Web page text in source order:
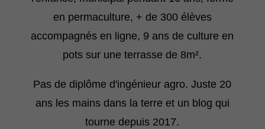
en permaculture, + de 300 élèves
accompagnés en ligne, 9 ans de culture en
pots sur une terrasse de 8m².
Pas de diplôme d'ingénieur agro. Juste 20
ans les mains dans la terre et un blog qui
tourne depuis 2017.